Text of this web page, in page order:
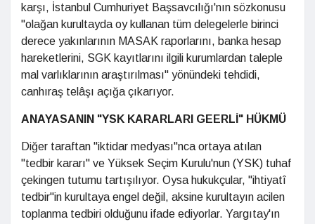
karşı, İstanbul Cumhuriyet Başsavcılığı'nın sözkonusu
"olağan kurultayda oy kullanan tüm delegelerle birinci
derece yakınlarının MASAK raporlarını, banka hesap
hareketlerini, SGK kayıtlarını ilgili kurumlardan taleple
mal varlıklarının araştırılması" yönündeki tehdidi,
canhıraş telâşı açığa çıkarıyor.
ANAYASANIN "YSK KARARLARI GEERLİ" HÜKMÜ
Diğer taraftan "iktidar medyası"nca ortaya atılan
"tedbir kararı" ve Yüksek Seçim Kurulu'nun (YSK) tuhaf
çekingen tutumu tartışılıyor. Oysa hukukçular, "ihtiyatî
tedbir"in kurultaya engel değil, aksine kurultayın acilen
toplanma tedbiri olduğunu ifade ediyorlar. Yargıtay'ın